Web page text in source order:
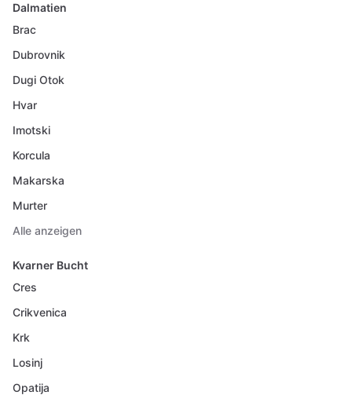
Dalmatien
Brac
Dubrovnik
Dugi Otok
Hvar
Imotski
Korcula
Makarska
Murter
Alle anzeigen
Kvarner Bucht
Cres
Crikvenica
Krk
Losinj
Opatija